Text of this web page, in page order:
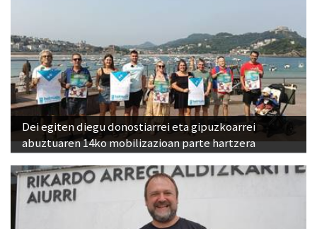
Dei egiten diegu donostiarrei eta gipuzkoarrei
abuztuaren 14ko mobilizazioan parte hartzera